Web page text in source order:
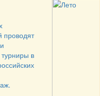
проводят
в